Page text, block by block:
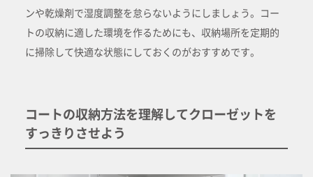
ンや乾燥剤で湿度調整を怠らないようにしましょう。コー
トの収納に適した環境を作るためにも、収納場所を定期的
に掃除して快適な状態にしておくのがおすすめです。
コートの収納方法を理解してクローゼットを
すっきりさせよう